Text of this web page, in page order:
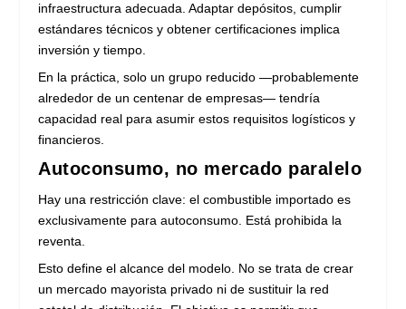
infraestructura adecuada. Adaptar depósitos, cumplir
estándares técnicos y obtener certificaciones implica
inversión y tiempo.
En la práctica, solo un grupo reducido —probablemente
alrededor de un centenar de empresas— tendría
capacidad real para asumir estos requisitos logísticos y
financieros.
Autoconsumo, no mercado paralelo
Hay una restricción clave: el combustible importado es
exclusivamente para autoconsumo. Está prohibida la
reventa.
Esto define el alcance del modelo. No se trata de crear
un mercado mayorista privado ni de sustituir la red